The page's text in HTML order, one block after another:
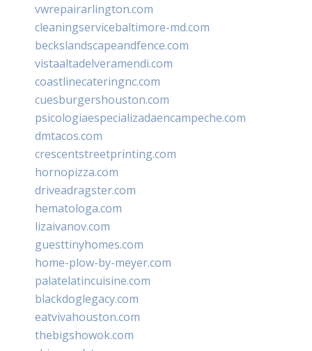
vwrepairarlington.com
cleaningservicebaltimore-md.com
beckslandscapeandfence.com
vistaaltadelveramendi.com
coastlinecateringnc.com
cuesburgershouston.com
psicologiaespecializadaencampeche.com
dmtacos.com
crescentstreetprinting.com
hornopizza.com
driveadragster.com
hematologa.com
lizaivanov.com
guesttinyhomes.com
home-plow-by-meyer.com
palatelatincuisine.com
blackdoglegacy.com
eatvivahouston.com
thebigshowok.com